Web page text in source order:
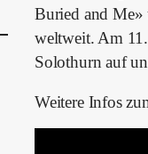
Buried and Me»
weltweit. Am
Solothurn auf
Weitere Infos